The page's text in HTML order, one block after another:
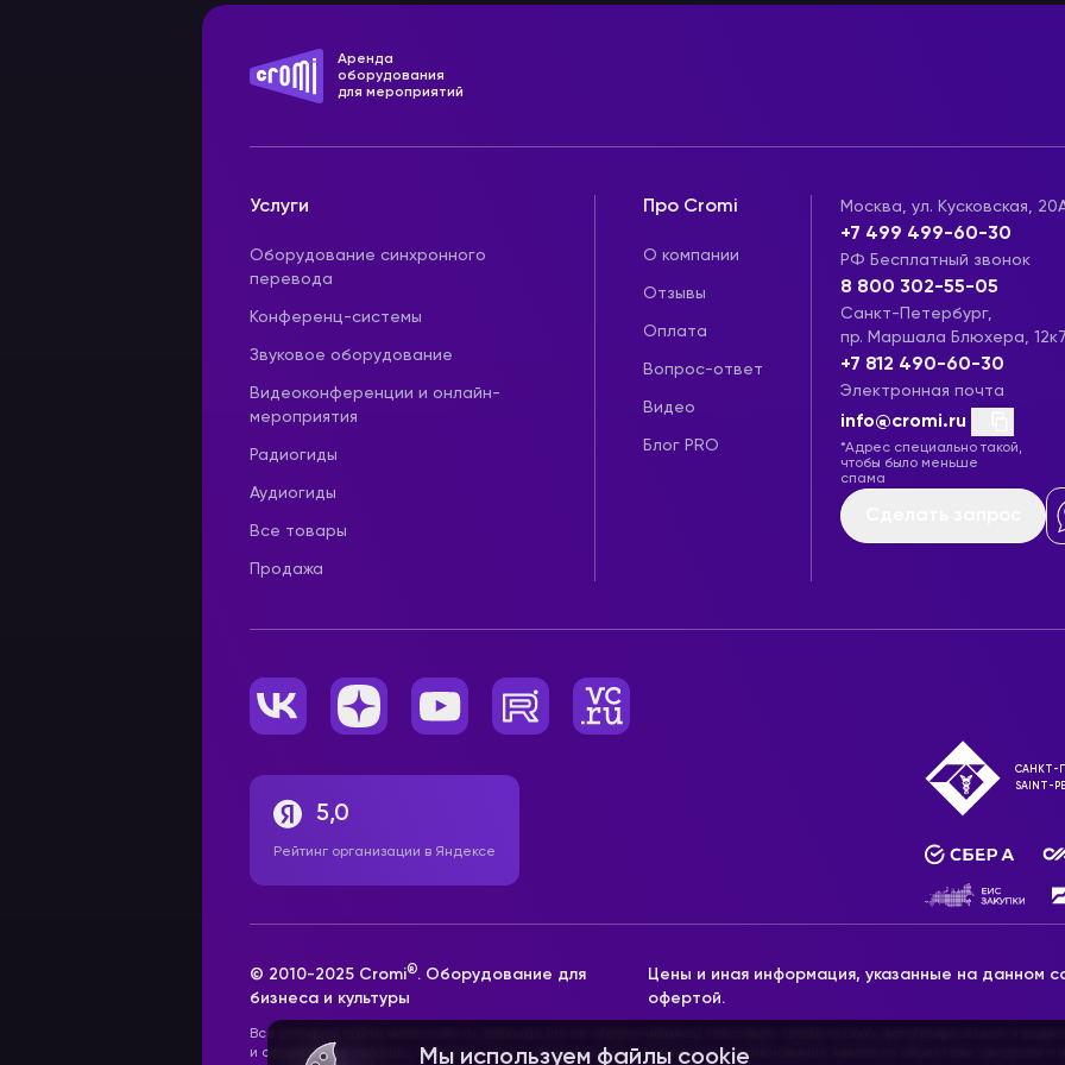
Мы используем файлы cookie
Аренда
оборудования
для мероприятий
Услуги
Оборудование синхронного
перевода
Конференц-системы
Звуковое оборудование
Видеоконференции и онлайн-
мероприятия
Радиогиды
Аудиогиды
Все товары
Продажа
Про Cromi
О компании
Отзывы
Оплата
Вопрос-ответ
Видео
Блог PRO
Москва, ул. Кусковская,
+7 499 499-60-30
РФ Бесплатный звонок
8 800 302-55-05
Санкт-Петербург,
пр. Маршала Блюхера,
+7 812 490-60-30
Электронная почта
info@cromi.ru
*Адрес специально такой,
чтобы было меньше
спама
5,0
Рейтинг организации в Яндексе
САНКТ-
SAINT-
© 2010-2025 Cromi®. Оборудование для
бизнеса и культуры
Цены и иная информация, указанные на данном
офертой.
Все ресурсы сайта www.cromi.ru, включая (но не ограничиваясь) текстовую, графическую, фотографическую и
и оформление страниц, товарные знаки, доменное имя, фирменное наименование являются объектами авторского